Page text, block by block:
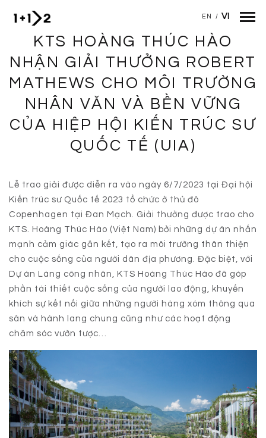
Nhảy đến nội dung
EN / VI
KTS HOÀNG THÚC HÀO
NHẬN GIẢI THƯỞNG ROBERT
MATHEWS CHO MÔI TRƯỜNG
NHÂN VĂN VÀ BỀN VỮNG
CỦA HIỆP HỘI KIẾN TRÚC SƯ
QUỐC TẾ (UIA)
Lễ trao giải được diễn ra vào ngày 6/7/2023 tại Đại hội
Kiến trúc sư Quốc tế 2023 tổ chức ở thủ đô
Copenhagen tại Đan Mạch. Giải thưởng được trao cho
KTS. Hoàng Thúc Hào (Việt Nam) bởi những dự án nhấn
mạnh cảm giác gắn kết, tạo ra môi trường thân thiện
cho cuộc sống của người dân địa phương. Đặc biệt, với
Dự án Làng công nhân, KTS Hoàng Thúc Hào đã góp
phần tái thiết cuộc sống của người lao động, khuyến
khích sự kết nối giữa những người hàng xóm thông qua
sân và hành lang chung cũng như các hoạt động
chăm sóc vườn tược…